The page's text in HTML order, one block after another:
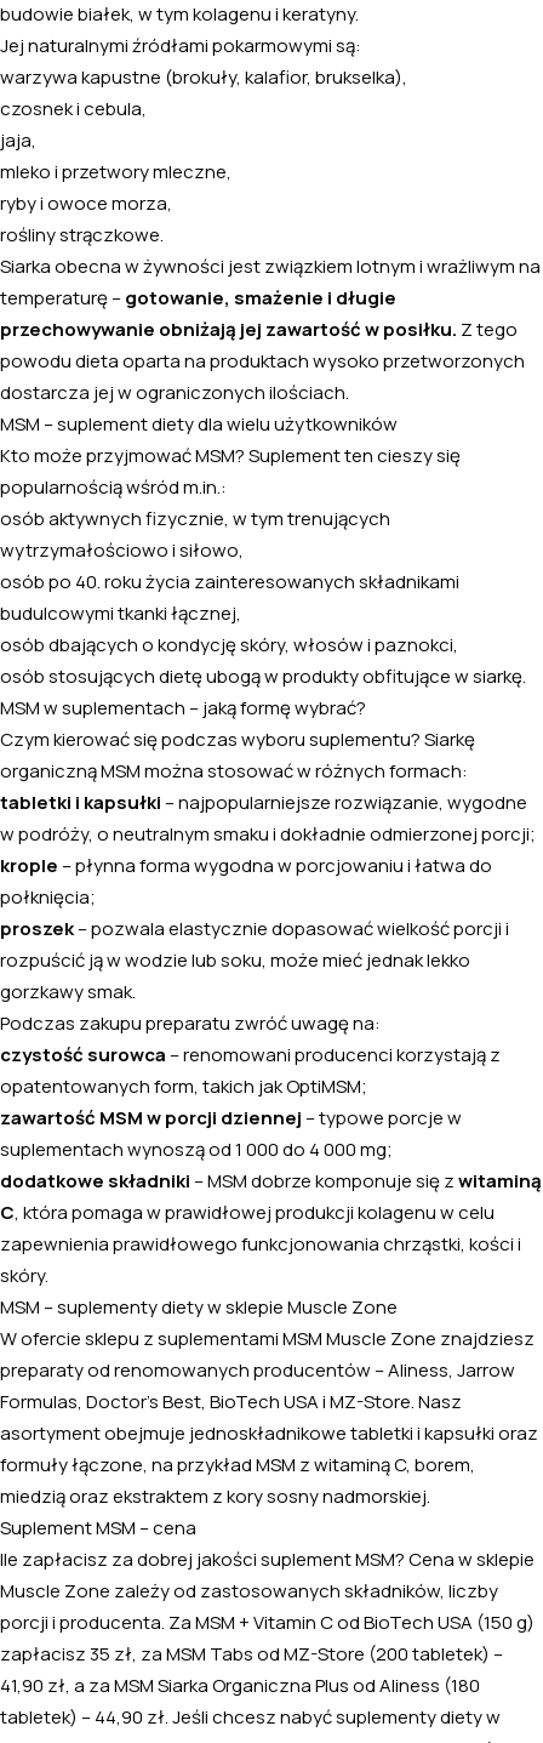
budowie białek, w tym kolagenu i keratyny.
Jej naturalnymi źródłami pokarmowymi są:
warzywa kapustne (brokuły, kalafior, brukselka),
czosnek i cebula,
jaja,
mleko i przetwory mleczne,
ryby i owoce morza,
rośliny strączkowe.
Siarka obecna w żywności jest związkiem lotnym i wrażliwym na
temperaturę – gotowanie, smażenie i długie
przechowywanie obniżają jej zawartość w posiłku. Z tego
powodu dieta oparta na produktach wysoko przetworzonych
dostarcza jej w ograniczonych ilościach.
MSM – suplement diety dla wielu użytkowników
Kto może przyjmować MSM? Suplement ten cieszy się
popularnością wśród m.in .:
osób aktywnych fizycznie, w tym trenujących
wytrzymałościowo i siłowo,
osób po 40. roku życia zainteresowanych składnikami
budulcowymi tkanki łącznej,
osób dbających o kondycję skóry, włosów i paznokci,
osób stosujących dietę ubogą w produkty obfitujące w siarkę.
MSM w suplementach – jaką formę wybrać?
Czym kierować się podczas wyboru suplementu? Siarkę
organiczną MSM można stosować w różnych formach:
tabletki i kapsułki – najpopularniejsze rozwiązanie, wygodne
w podróży, o neutralnym smaku i dokładnie odmierzonej porcji;
krople – płynna forma wygodna w porcjowaniu i łatwa do
połknięcia;
proszek – pozwala elastycznie dopasować wielkość porcji i
rozpuścić ją w wodzie lub soku, może mieć jednak lekko
gorzkawy smak.
Podczas zakupu preparatu zwróć uwagę na:
czystość surowca – renomowani producenci korzystają z
opatentowanych form, takich jak OptiMSM;
zawartość MSM w porcji dziennej – typowe porcje w
suplementach wynoszą od 1 000 do 4 000 mg;
dodatkowe składniki – MSM dobrze komponuje się z witaminą
C , która pomaga w prawidłowej produkcji kolagenu w celu
zapewnienia prawidłowego funkcjonowania chrząstki, kości i
skóry.
MSM – suplementy diety w sklepie Muscle Zone
W ofercie sklepu z suplementami MSM Muscle Zone znajdziesz
preparaty od renomowanych producentów – Aliness, Jarrow
Formulas, Doctor’s Best, BioTech USA i MZ-Store . Nasz
asortyment obejmuje jednoskładnikowe tabletki i kapsułki oraz
formuły łączone, na przykład MSM z witaminą C, borem,
miedzią oraz ekstraktem z kory sosny nadmorskiej.
Suplement MSM – cena
Ile zapłacisz za dobrej jakości suplement MSM? Cena w sklepie
Muscle Zone zależy od zastosowanych składników, liczby
porcji i producenta. Za MSM + Vitamin C od BioTech USA (150 g)
zapłacisz 35 zł, za MSM Tabs od MZ-Store (200 tabletek) –
41,90 zł, a za MSM Siarka Organiczna Plus od Aliness (180
tabletek) – 44,90 zł. Jeśli chcesz nabyć suplementy diety w